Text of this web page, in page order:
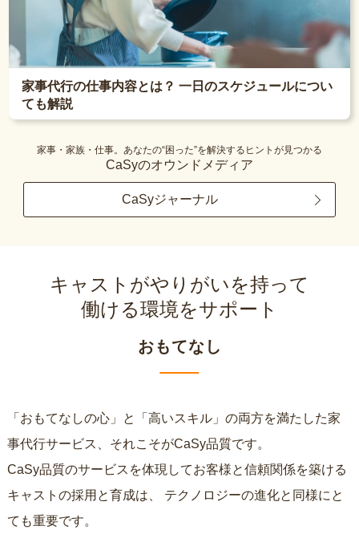
家事代行の仕事内容とは？ 一日のスケジュールについ
ても解説
家事・家族・仕事。あなたの“困った”を解決するヒントが見つかる
CaSyのオウンドメディア
CaSyジャーナル
キャストがやりがいを持って
働ける環境をサポート
おもてなし
「おもてなしの心」と「高いスキル」の両方を満たした家
事代行サービス、それこそがCaSy品質です。
CaSy品質のサービスを体現してお客様と信頼関係を築ける
キャストの採用と育成は、
ても重要です。